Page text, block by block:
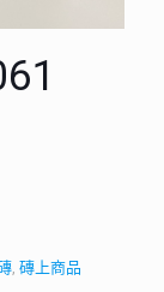
, 磚上商品